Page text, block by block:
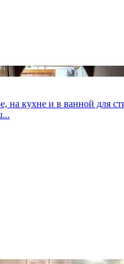
на кухне и в ванной для